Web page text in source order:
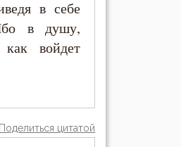
в себе
в душу,
войдет
Поделиться цитатой